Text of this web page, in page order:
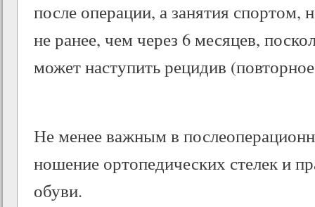
после операции, а занятия спортом,
не ранее, чем через 6 месяцев,
может наступить рецидив
Не менее важным в
ношение ортопедических стелек и
обуви.